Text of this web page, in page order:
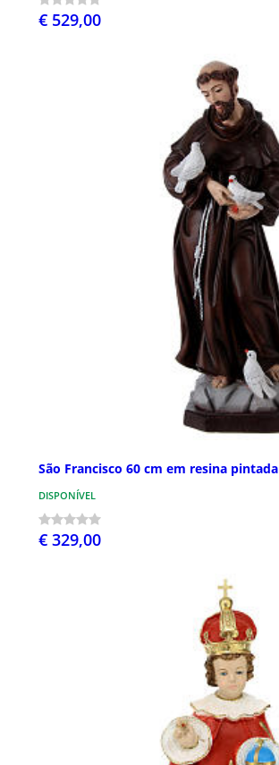
€ 529,00
São Francisco 60 cm em resina pintada
DISPONÍVEL
€ 329,00